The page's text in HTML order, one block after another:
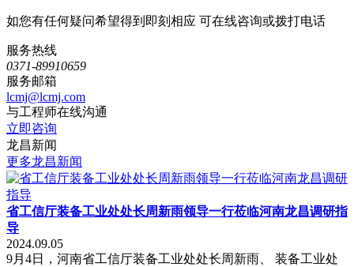
如您有任何疑问希望得到即刻相应 可在线咨询或拨打电话
服务热线
0371-89910659
服务邮箱
lcmj@lcmj.com
与工程师在线沟通
立即咨询
龙昌新闻
更多龙昌新闻
省工信厅装备工业处处长周新雨领导一行莅临河南龙昌调研指
导
2024.09.05
9月4日，河南省工信厅装备工业处处长周新雨、 装备工业处